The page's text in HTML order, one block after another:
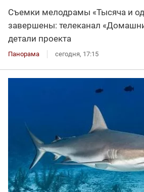
Съемки мелодрамы «Тысяча и
завершены: телеканал
детали проекта
Панорама сегодня, 17:15